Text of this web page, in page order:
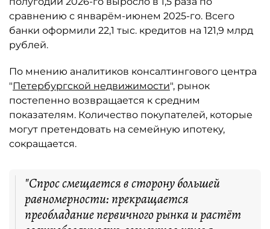
сравнению с январём-июнем 2025-го. Всего
банки оформили 22,1 тыс. кредитов на 121,9 млрд
рублей.
По мнению аналитиков консалтингового центра
"Петербургской недвижимости", рынок
постепенно возвращается к средним
показателям. Количество покупателей, которые
могут претендовать на семейную ипотеку,
сокращается.
"Спрос смещается в сторону большей
равномерности: прекращается
преобладание первичного рынка и растёт